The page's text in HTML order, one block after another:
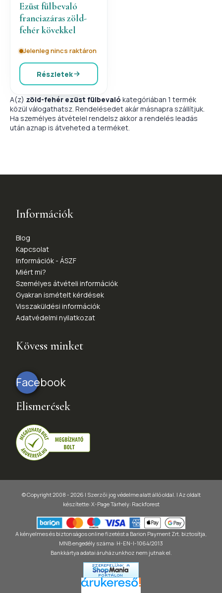
Ezüst fülbevaló
franciazáras zöld-
fehér kövekkel
Jelenleg nincs raktáron
Részletek
A(z) zöld-fehér ezüst fülbevaló kategóriában 1 termék
közül válogathatsz. Rendelésedet akár másnapra szállítjuk.
Ha személyes átvételel rendelsz akkor a rendelés leadás
után aznap is átveheted a terméket.
Információk
Blog
Kapcsolat
Információk - ÁSZF
Miért mi?
Személyes átvételi információk
Gyakran ismételt kérdések
Visszaküldési információk
Adatvédelmi nyilatkozat
Kövess minket
Facebook
Elismerések
© Copyright 2008 - 2026 | Szerzői jog védelme alatt álló oldal. | Az oldalt
készítette: X-PageTárhely: Rackforest
A kényelmes és biztonságos online fizetést a Barion Payment Zrt. biztosítja,
MNB engedély száma: H-EN-I-1064/2013
Bankkártya adatai áruházunkhoz nem jutnak el.